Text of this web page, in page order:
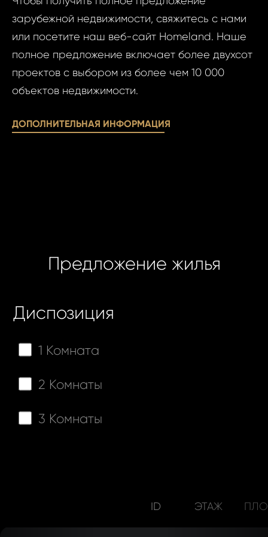
зарубежной недвижимости, свяжитесь с нами
или посетите наш веб-сайт Homeland. Наше
полное предложение включает более двухсот
проектов с выбором из более чем 10 000
объектов недвижимости.
ДОПОЛНИТЕЛЬНАЯ ИНФОРМАЦИЯ
Предложение жилья
Диспозиция
1 Комната
2 Комнаты
3 Комнаты
ID ЭТАЖ